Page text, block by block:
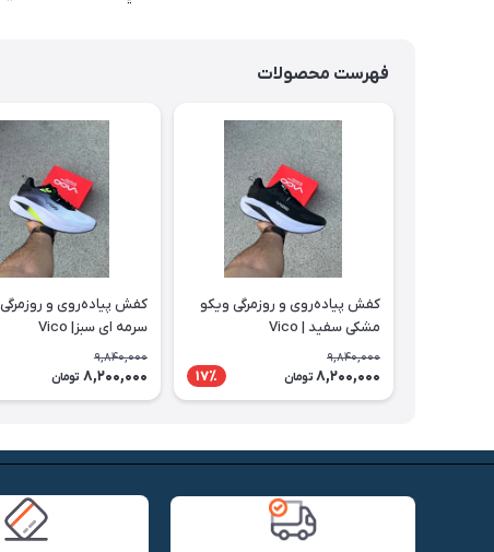
فهرست محصولات
کفش پیاده‌روی و روزمرگی ویکو
مشکی سفید | Vico
9,840,000
8,200,000 تومان 17٪
کفش پیاده‌روی و
سرمه ای سبز| Vico
9,840,000
8,200,000 تومان